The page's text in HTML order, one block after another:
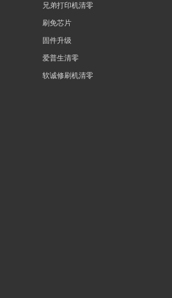
兄弟打印机清零
刷免芯片
固件升级
爱普生清零
软诚修刷机清零